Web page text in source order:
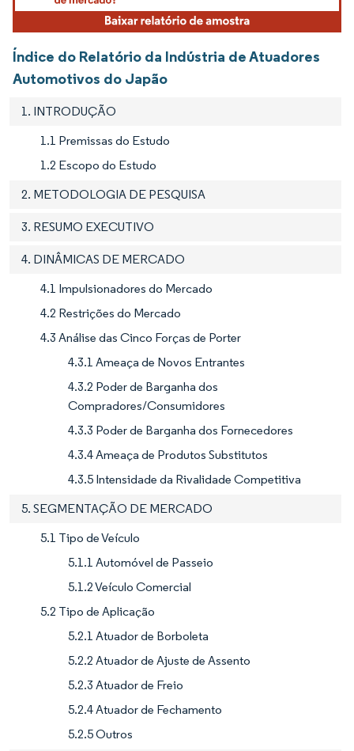
Índice do Relatório da Indústria de Atuadores
Automotivos do Japão
1. INTRODUÇÃO
1.1 Premissas do Estudo
1.2 Escopo do Estudo
2. METODOLOGIA DE PESQUISA
3. RESUMO EXECUTIVO
4. DINÂMICAS DE MERCADO
4.1 Impulsionadores do Mercado
4.2 Restrições do Mercado
4.3 Análise das Cinco Forças de Porter
4.3.1 Ameaça de Novos Entrantes
4.3.2 Poder de Barganha dos
Compradores/Consumidores
4.3.3 Poder de Barganha dos Fornecedores
4.3.4 Ameaça de Produtos Substitutos
4.3.5 Intensidade da Rivalidade Competitiva
5. SEGMENTAÇÃO DE MERCADO
5.1 Tipo de Veículo
5.1.1 Automóvel de Passeio
5.1.2 Veículo Comercial
5.2 Tipo de Aplicação
5.2.1 Atuador de Borboleta
5.2.2 Atuador de Ajuste de Assento
5.2.3 Atuador de Freio
5.2.4 Atuador de Fechamento
5.2.5 Outros